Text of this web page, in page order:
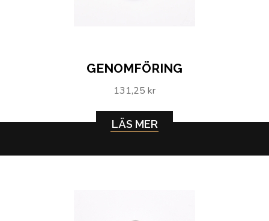
GENOMFÖRING
131,25 kr
LÄS MER